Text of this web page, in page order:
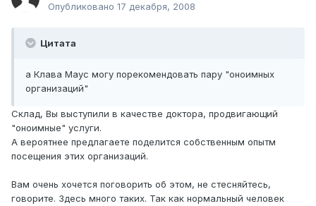
Опубликовано 17 декабря, 2008
Цитата
а Клава Маус могу порекомендовать пару "оноимных
организаций"
Склад, Вы выступили в качестве доктора, продвигающий
"оноимные" услуги.
А вероятнее предлагаете поделится собственным опытм
посещения этих организаций.
Вам очень хочется поговорить об этом, не стесняйтесь,
говорите. Здесь много таких. Так как нормальный человек